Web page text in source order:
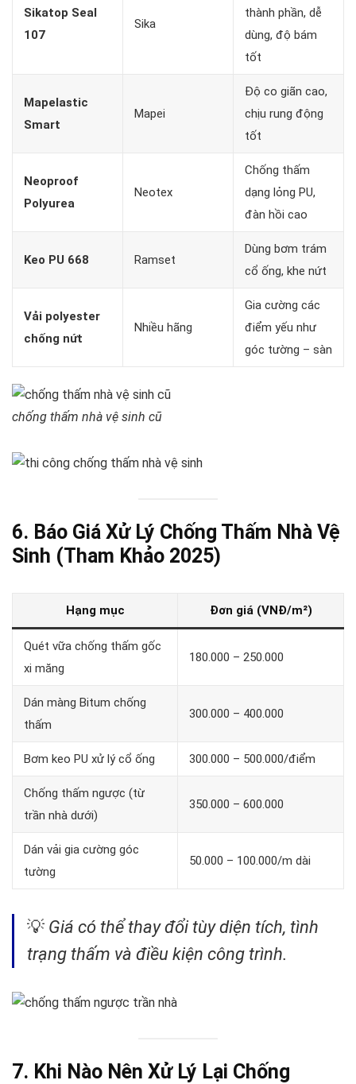
Sikatop Seal
107
Sika
thành phần, dễ
dùng, độ bám
tốt
Mapelastic
Smart
Mapei
Độ co giãn cao,
chịu rung động
tốt
Neoproof
Polyurea
Neotex
Chống thấm
dạng lỏng PU,
đàn hồi cao
Keo PU 668 Ramset
Dùng bơm trám
cổ ống, khe nứt
Vải polyester
chống nứt
Nhiều hãng
Gia cường các
điểm yếu như
góc tường – sàn
chống thấm nhà vệ sinh cũ
6. Báo Giá Xử Lý Chống Thấm Nhà Vệ
Sinh (Tham Khảo 2025)
Hạng mục Đơn giá (VNĐ/m²)
Quét vữa chống thấm gốc
xi măng
180.000 – 250.000
Dán màng Bitum chống
thấm
300.000 – 400.000
Bơm keo PU xử lý cổ ống 300.000 – 500.000/điểm
Chống thấm ngược (từ
trần nhà dưới)
350.000 – 600.000
Dán vải gia cường góc
tường
50.000 – 100.000/m dài
💡 Giá có thể thay đổi tùy diện tích, tình
trạng thấm và điều kiện công trình.
7. Khi Nào Nên Xử Lý Lại Chống